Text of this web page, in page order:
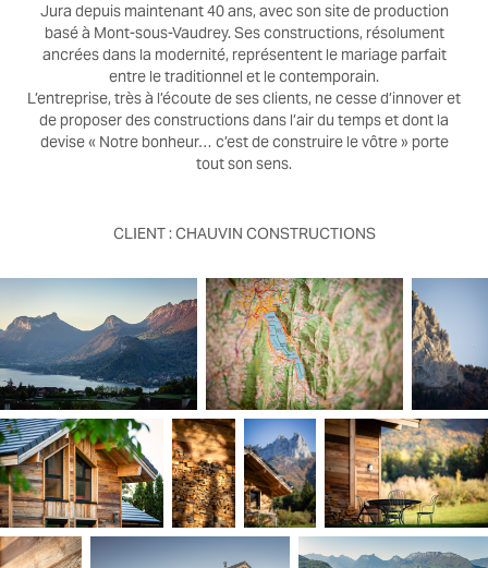
Jura depuis maintenant 40 ans, avec son site de production
basé à Mont-sous-Vaudrey. Ses constructions, résolument
ancrées dans la modernité, représentent le mariage parfait
entre le traditionnel et le contemporain.
L’entreprise, très à l’écoute de ses clients, ne cesse d’innover et
de proposer des constructions dans l’air du temps et dont la
devise « Notre bonheur… c’est de construire le vôtre » porte
tout son sens.
CLIENT : CHAUVIN CONSTRUCTIONS